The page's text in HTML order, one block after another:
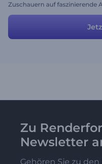
Zuschauern auf faszinierende
Vorlage und erstellen Sie
Zu
Newsletter
Gehören Sie zu